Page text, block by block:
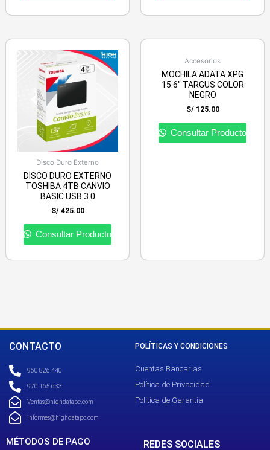
Disco Duro Externo
DISCO DURO EXTERNO
TOSHIBA 4TB CANVIO
BASIC USB 3.0
S/425.00
Consultar Producto
Accesorios
MOCHILA ADATA XPG
15.6″ TARGUS COLOR
NEGRO
S/125.00
Consultar Producto
CONTACTO
960 826 440
970 165 633
Ventas@highdatapc.com
informes@highdatapc.com
POLÍTICAS Y CONDICIONES
Cuentas Bancarias
Política de Privacidad
Política de Garantía
MÉTODOS DE PAGO REDES SOCIALES